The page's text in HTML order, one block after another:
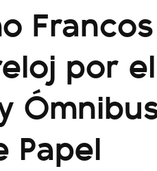
por
Papel